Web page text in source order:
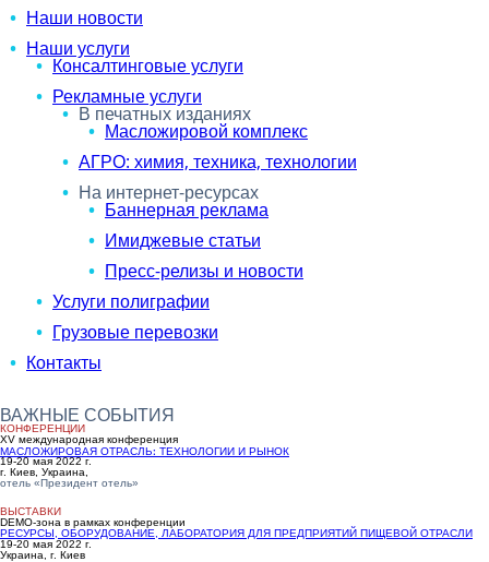
Наши новости
Наши услуги
Консалтинговые услуги
Рекламные услуги
В печатных изданиях
Масложировой комплекс
АГРО: химия, техника, технологии
На интернет-ресурсах
Баннерная реклама
Имиджевые статьи
Пресс-релизы и новости
Услуги полиграфии
Грузовые перевозки
Контакты
ВАЖНЫЕ СОБЫТИЯ
КОНФЕРЕНЦИИ
ХV международная конференция
МАСЛОЖИРОВАЯ ОТРАСЛЬ: ТЕХНОЛОГИИ И РЫНОК
19-20 мая 2022 г.
г. Киев, Украина,
отель «Президент отель»
ВЫСТАВКИ
DEMO-зона в рамках конференции
РЕСУРСЫ, ОБОРУДОВАНИЕ, ЛАБОРАТОРИЯ ДЛЯ ПРЕДПРИЯТИЙ ПИЩЕВОЙ ОТРАСЛИ
19-20 мая 2022 г.
Украина, г. Киев